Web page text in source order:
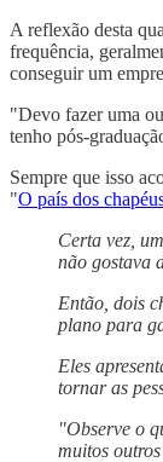
A reflexão desta
frequência,
conseguir um
"Devo fazer uma
tenho pós-
Sempre que isso
"O país dos
Certa vez,
não gostava
Então, dois
plano para
Eles
tornar as
"Observe o
muitos